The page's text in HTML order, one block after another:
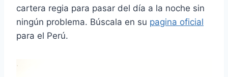
cartera regia para pasar del día a la noche sin
ningún problema. Búscala en su pagina oficial
para el Perú.